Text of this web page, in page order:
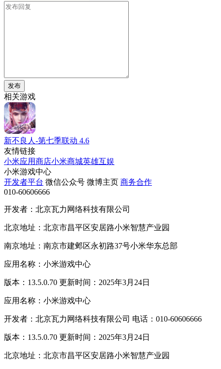
发布
相关游戏
新不良人-第七季联动 4.6
友情链接
小米应用商店小米商城英雄互娱
小米游戏中心
开发者平台 微信公众号 微博主页 商务合作
010-60606666
开发者：北京瓦力网络科技有限公司
北京地址：北京市昌平区安居路小米智慧产业园
南京地址：南京市建邺区永初路37号小米华东总部
应用名称：小米游戏中心
版本：13.5.0.70 更新时间：2025年3月24日
应用名称：小米游戏中心
开发者：北京瓦力网络科技有限公司 电话：010-60606666
版本：13.5.0.70 更新时间：2025年3月24日
北京地址：北京市昌平区安居路小米智慧产业园